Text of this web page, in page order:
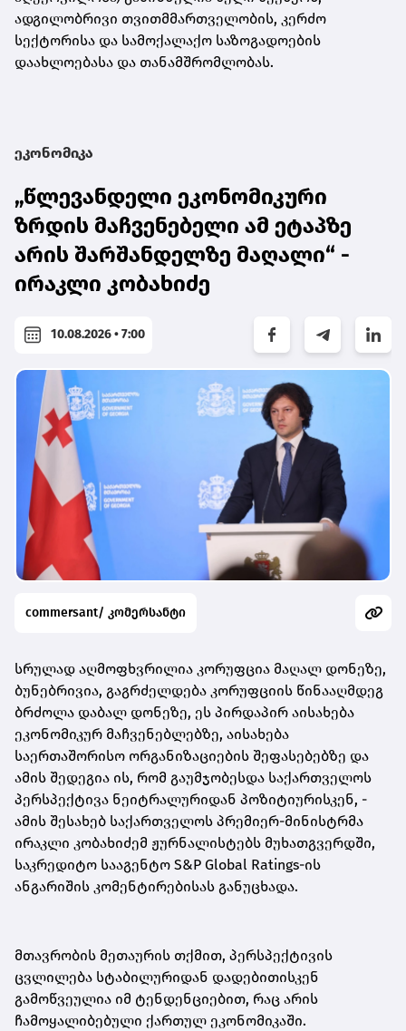
ადგილობრივი თვითმმართველობის, კერძო
სექტორისა და სამოქალაქო საზოგადოების
დაახლოებასა და თანამშრომლობას.
ეკონომიკა
„წლევანდელი ეკონომიკური
ზრდის მაჩვენებელი ამ ეტაპზე
არის შარშანდელზე მაღალი“ -
ირაკლი კობახიძე
10.08.2026 • 7:00
commersant/ კომერსანტი
სრულად აღმოფხვრილია კორუფცია მაღალ დონეზე,
ბუნებრივია, გაგრძელდება კორუფციის წინააღმდეგ
ბრძოლა დაბალ დონეზე, ეს პირდაპირ აისახება
ეკონომიკურ მაჩვენებლებზე, აისახება
საერთაშორისო ორგანიზაციების შეფასებებზე და
ამის შედეგია ის, რომ გაუმჯობესდა საქართველოს
პერსპექტივა ნეიტრალურიდან პოზიტიურისკენ, -
ამის შესახებ საქართველოს პრემიერ-მინისტრმა
ირაკლი კობახიძემ ჟურნალისტებს მუხათგვერდში,
საკრედიტო სააგენტო S&P Global Ratings-ის
ანგარიშის კომენტირებისას განუცხადა.
მთავრობის მეთაურის თქმით, პერსპექტივის
ცვლილება სტაბილურიდან დადებითისკენ
გამოწვეულია იმ ტენდენციებით, რაც არის
ჩამოყალიბებული ქართულ ეკონომიკაში.